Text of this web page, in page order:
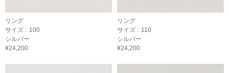
リング
サイズ : 100
シルバー
¥24,200
リング
サイズ : 110
シルバー
¥24,200